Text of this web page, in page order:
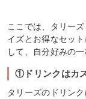
ここでは、タリー
イズとお得なセッ
して、自分好みの
①ドリンクはカ
タリーズのドリン